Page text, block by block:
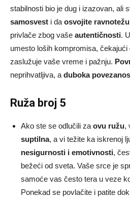
stabilnosti bio je dug i izazovan, ali
samosvest i da osvojite ravnotežu
privlače zbog vaše autentičnosti.
umesto loših kompromisa, čekajući
zaslužuje vaše vreme i pažnju.
neprihvatljiva, a duboka
Ruža broj 5
Ako ste se odlučili za ovu ružu,
suptilna, a vi težite ka iskrenoj
nesigurnosti i emotivnosti,
bežeći od sveta. Vaše srce je
samoće vas često tera u veze
Ponekad se povlačite i patite